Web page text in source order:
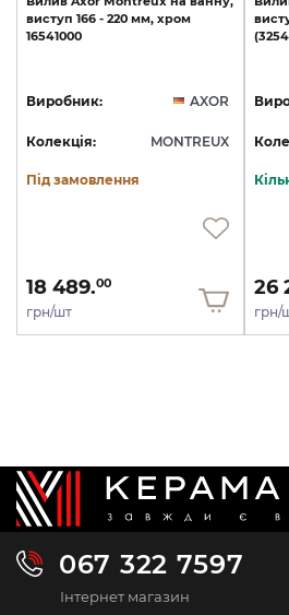
виступ 166 - 220 мм, хром
16541000
Виробник: AXOR
Колекція: MONTREUX
Під замовлення
18 489.00
грн/шт
26
грн/
067 322 7597
Інтернет магазин